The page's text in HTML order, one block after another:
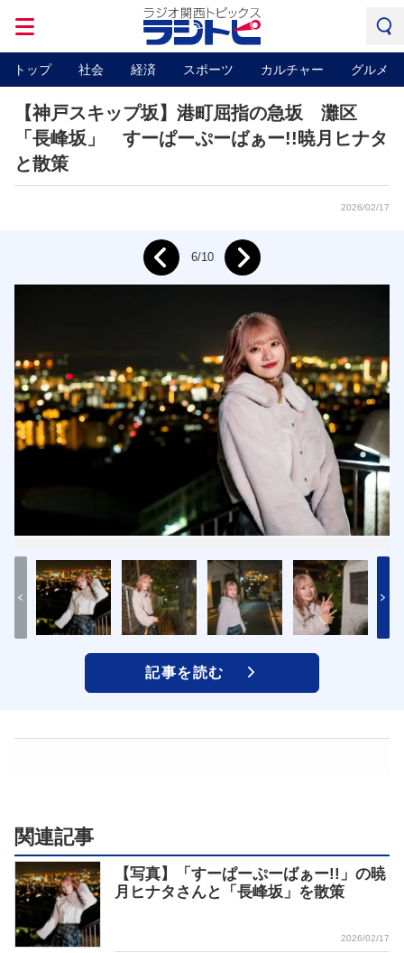
トップ 社会 経済 スポーツ カルチャー グルメ
【神戸スキップ坂】港町屈指の急坂 灘区
「長峰坂」 すーぱーぷーばぁー!!暁月ヒナタ
と散策
2026/02/17
6/10
記事を読む
関連記事
【写真】「すーぱーぷーばぁー!!」の暁
月ヒナタさんと「長峰坂」を散策
2026/02/17